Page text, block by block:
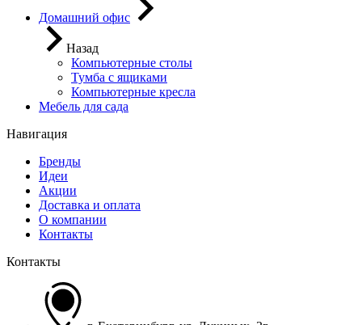
Домашний офис
Назад
Компьютерные столы
Тумба с ящиками
Компьютерные кресла
Мебель для сада
Навигация
Бренды
Идеи
Акции
Доставка и оплата
О компании
Контакты
Контакты